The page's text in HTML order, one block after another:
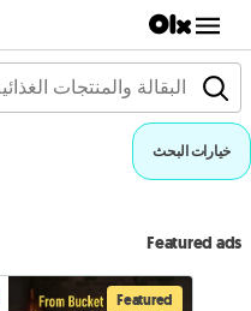
خيارات البحث
Featured ads
Featured